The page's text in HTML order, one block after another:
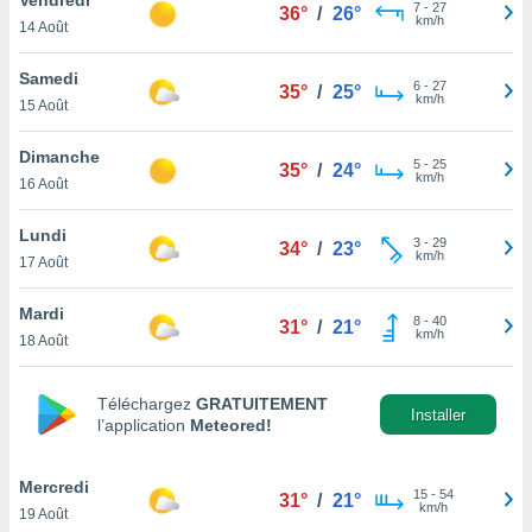
et
»,
au
vous
qu'ils
ou
le
ainsi
un
la
du
14 Août
36° / 26° 7- 27
km/h
Samedi
15 Août
35° / 25° 6- 27
km/h
Dimanche
16 Août
35° / 24° 5- 25
km/h
Lundi
17 Août
34° / 23° 3- 29
km/h
Mardi
18 Août
31° / 21° 8- 40
km/h
Téléchargez GRATUITEMENT
l’application Meteored!
Installer
Mercredi
19 Août
31° / 21° 15- 54
km/h